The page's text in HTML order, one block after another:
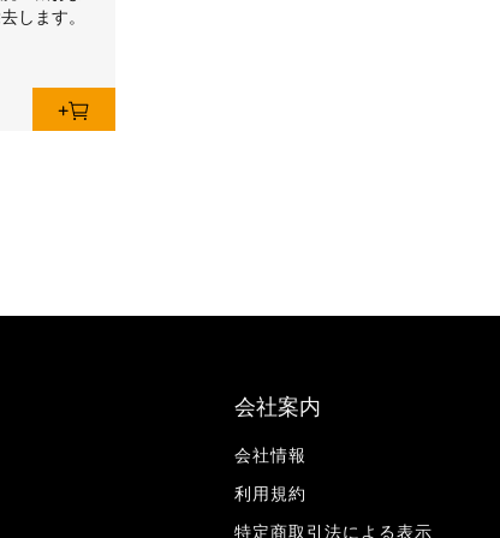
します。
会社案内
会社情報
利用規約
特定商取引法による表示